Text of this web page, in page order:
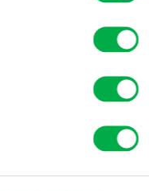
PROTECCIÓN